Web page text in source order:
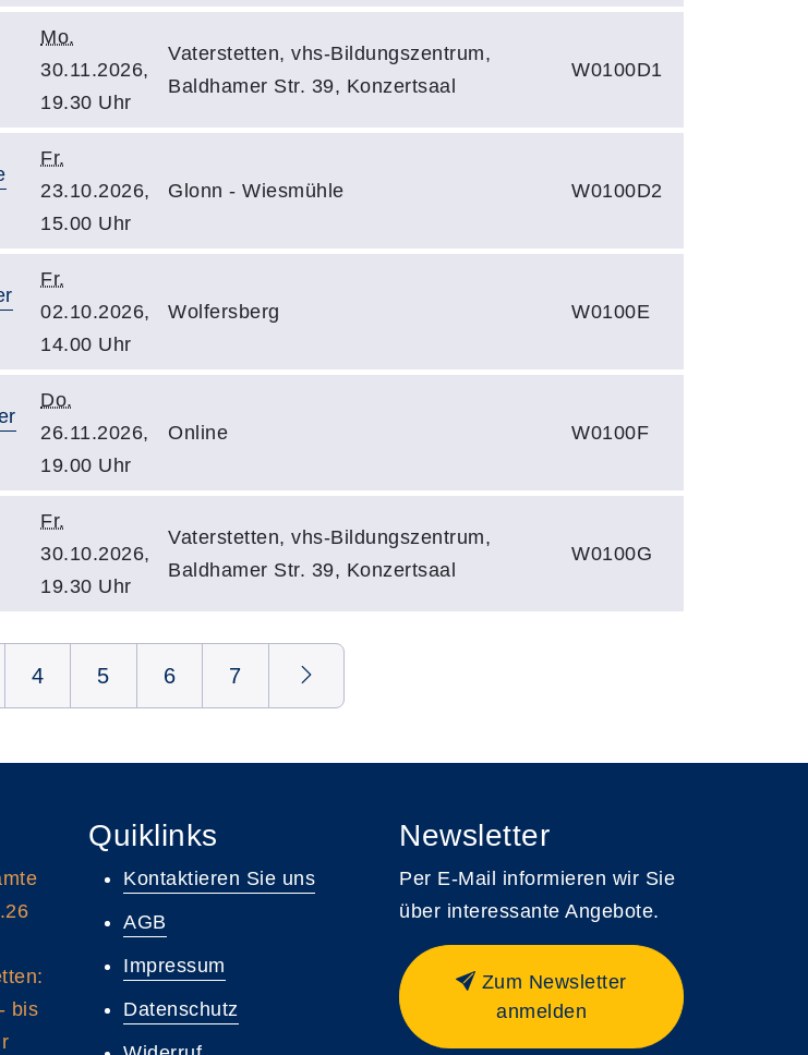
Mo.
30.11.2026,
19.30 Uhr
Vaterstetten, vhs-Bildungszentrum,
Baldhamer Str. 39, Konzertsaal
W0100D1
Fr.
23.10.2026,
15.00 Uhr
Glonn - Wiesmühle W0100D2
Fr.
02.10.2026,
14.00 Uhr
Wolfersberg W0100E
Do.
26.11.2026,
19.00 Uhr
Online W0100F
Fr.
30.10.2026,
19.30 Uhr
Vaterstetten, vhs-Bildungszentrum,
Baldhamer Str. 39, Konzertsaal
W0100G
4 5 6 7
bis
Quiklinks
Kontaktieren Sie uns
AGB
Impressum
Datenschutz
Newsletter
Per E-Mail informieren wir Sie
über interessante Angebote.
Zum Newsletter
anmelden